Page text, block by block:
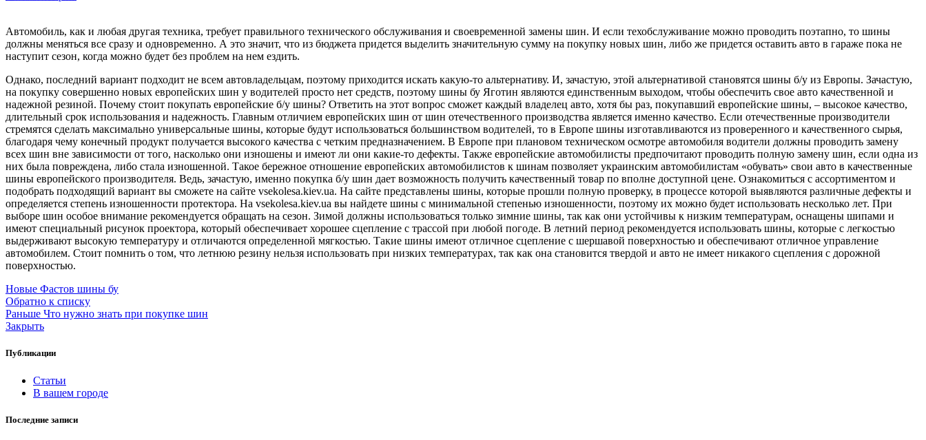
Автомобиль, как и любая другая техника, требует правильного технического обслуживания и своевременной замены шин. И если техобслуживание можно проводить поэтапно, то шины
должны меняться все сразу и одновременно. А это значит, что из бюджета придется выделить значительную сумму на покупку новых шин, либо же придется оставить авто в гараже пока не
наступит сезон, когда можно будет без проблем на нем ездить.
Однако, последний вариант подходит не всем автовладельцам, поэтому приходится искать какую-то альтернативу. И, зачастую, этой альтернативой становятся шины б/у из Европы. Зачастую,
на покупку совершенно новых европейских шин у водителей просто нет средств, поэтому шины бу Яготин являются единственным выходом, чтобы обеспечить свое авто качественной и
надежной резиной. Почему стоит покупать европейские б/у шины? Ответить на этот вопрос сможет каждый владелец авто, хотя бы раз, покупавший европейские шины, – высокое качество,
длительный срок использования и надежность. Главным отличием европейских шин от шин отечественного производства является именно качество. Если отечественные производители
стремятся сделать максимально универсальные шины, которые будут использоваться большинством водителей, то в Европе шины изготавливаются из проверенного и качественного сырья,
благодаря чему конечный продукт получается высокого качества с четким предназначением. В Европе при плановом техническом осмотре автомобиля водители должны проводить замену
всех шин вне зависимости от того, насколько они изношены и имеют ли они какие-то дефекты. Также европейские автомобилисты предпочитают проводить полную замену шин, если одна из
них была повреждена, либо стала изношенной. Такое бережное отношение европейских автомобилистов к шинам позволяет украинским автомобилистам «обувать» свои авто в качественные
шины европейского производителя. Ведь, зачастую, именно покупка б/у шин дает возможность получить качественный товар по вполне доступной цене. Ознакомиться с ассортиментом и
подобрать подходящий вариант вы сможете на сайте vsekolesa.kiev.ua. На сайте представлены шины, которые прошли полную проверку, в процессе которой выявляются различные дефекты и
определяется степень изношенности протектора. На vsekolesa.kiev.ua вы найдете шины с минимальной степенью изношенности, поэтому их можно будет использовать несколько лет. При
выборе шин особое внимание рекомендуется обращать на сезон. Зимой должны использоваться только зимние шины, так как они устойчивы к низким температурам, оснащены шипами и
имеют специальный рисунок проектора, который обеспечивает хорошее сцепление с трассой при любой погоде. В летний период рекомендуется использовать шины, которые с легкостью
выдерживают высокую температуру и отличаются определенной мягкостью. Такие шины имеют отличное сцепление с шершавой поверхностью и обеспечивают отличное управление
автомобилем. Стоит помнить о том, что летнюю резину нельзя использовать при низких температурах, так как она становится твердой и авто не имеет никакого сцепления с дорожной
поверхностью.
Новые Фастов шины бу
Обратно к списку
Раньше Что нужно знать при покупке шин
Закрыть
Публикации
Статьи
В вашем городе
Последние записи